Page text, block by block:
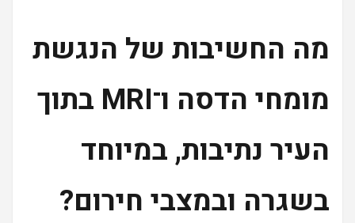
מה החשיבות של הנגשת
מומחי הדסה ו־MRI בתוך
העיר נתיבות, במיוחד
בשגרה ובמצבי חירום?